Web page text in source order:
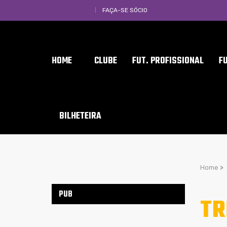
FAÇA-SE SÓCIO
HOME CLUBE FUT. PROFISSIONAL
BILHETEIRA
Home >
PUB